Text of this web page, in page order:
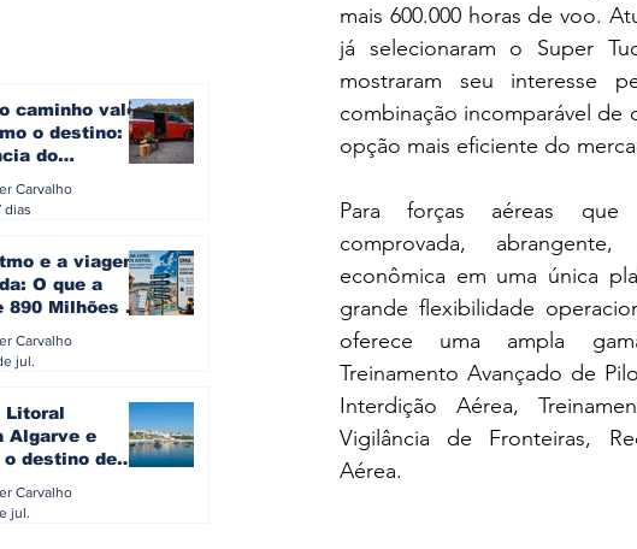
mais 600.000 horas de voo.
já selecionaram o Super
mostraram seu interesse
combinação incomparável de
opção mais eficiente do
Para forças aéreas que
comprovada,
econômica em uma única
grande flexibilidade
oferece uma ampla
Treinamento Avançado de
Interdição Aérea,
Vigilância de Fronteiras,
Aérea.
caminho vale
o destino: a
do
europeu
Carvalho
dias
e a viagem
O que a
890 Milhões à
do turista na
Carvalho
jul.
Litoral
Algarve e
o destino de
Carvalho
jul.